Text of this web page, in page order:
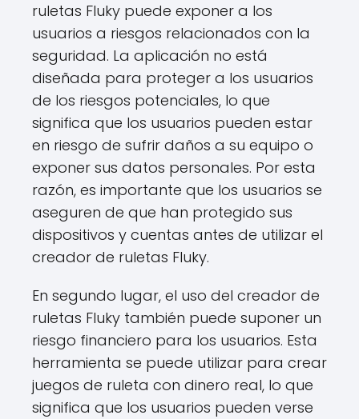
ruletas Fluky puede exponer a los
usuarios a riesgos relacionados con la
seguridad. La aplicación no está
diseñada para proteger a los usuarios
de los riesgos potenciales, lo que
significa que los usuarios pueden estar
en riesgo de sufrir daños a su equipo o
exponer sus datos personales. Por esta
razón, es importante que los usuarios se
aseguren de que han protegido sus
dispositivos y cuentas antes de utilizar el
creador de ruletas Fluky.
En segundo lugar, el uso del creador de
ruletas Fluky también puede suponer un
riesgo financiero para los usuarios. Esta
herramienta se puede utilizar para crear
juegos de ruleta con dinero real, lo que
significa que los usuarios pueden verse